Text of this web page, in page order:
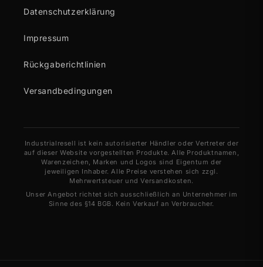
Datenschutzerklärung
Impressum
Rückgaberichtlinien
Versandbedingungen
Industrialresell ist kein autorisierter Händler oder Vertreter der
auf dieser Website vorgestellten Produkte. Alle Produktnamen,
Warenzeichen, Marken und Logos sind Eigentum der
jeweiligen Inhaber. Alle Preise verstehen sich zzgl.
Mehrwertsteuer und Versandkosten.
Unser Angebot richtet sich ausschließlich an Unternehmer im
Sinne des §14 BGB. Kein Verkauf an Verbraucher.